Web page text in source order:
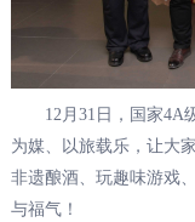
12月31日，国家4A级
为媒、以旅载乐，让大
非遗酿酒、玩趣味游戏
与福气！